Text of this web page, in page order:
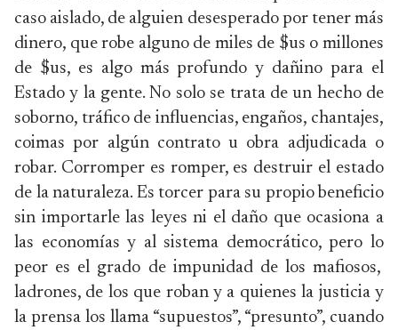
caso aislado, de alguien desesperado por tener más
dinero, que robe alguno de miles de $us o millones
de $us, es algo más profundo y dañino para el
Estado y la gente. No solo se trata de un hecho de
soborno, tráfico de influencias, engaños, chantajes,
coimas por algún contrato u obra adjudicada o
robar. Corromper es romper, es destruir el estado
de la naturaleza. Es torcer para su propio beneficio
sin importarle las leyes ni el daño que ocasiona a
las economías y al sistema democrático, pero lo
peor es el grado de impunidad de los mafiosos,
ladrones, de los que roban y a quienes la justicia y
la prensa los llama “supuestos”, “presunto”, cuando